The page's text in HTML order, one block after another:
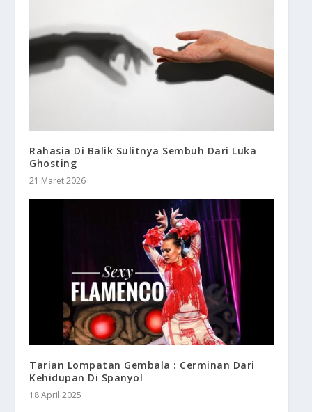
Rahasia Di Balik Sulitnya Sembuh Dari Luka
Ghosting
21 Maret 2026
Tarian Lompatan Gembala : Cerminan Dari
Kehidupan Di Spanyol
18 April 2025